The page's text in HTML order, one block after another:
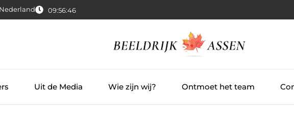
09:56:47
Uit de Media Wie zijn wij? Ontmoet het team